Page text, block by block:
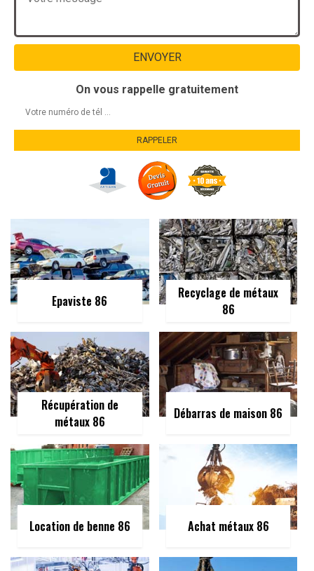
On vous rappelle gratuitement
Epaviste 86
Recyclage de métaux
86
Récupération de
métaux 86
Débarras de maison 86
Location de benne 86 Achat métaux 86